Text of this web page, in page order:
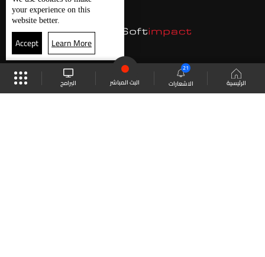
الرئيسية الاشعارات
21
البث المباشر البرامج
your experience on this
website better.
Accept Learn More
موقع البرامج الجدول البث المباشر